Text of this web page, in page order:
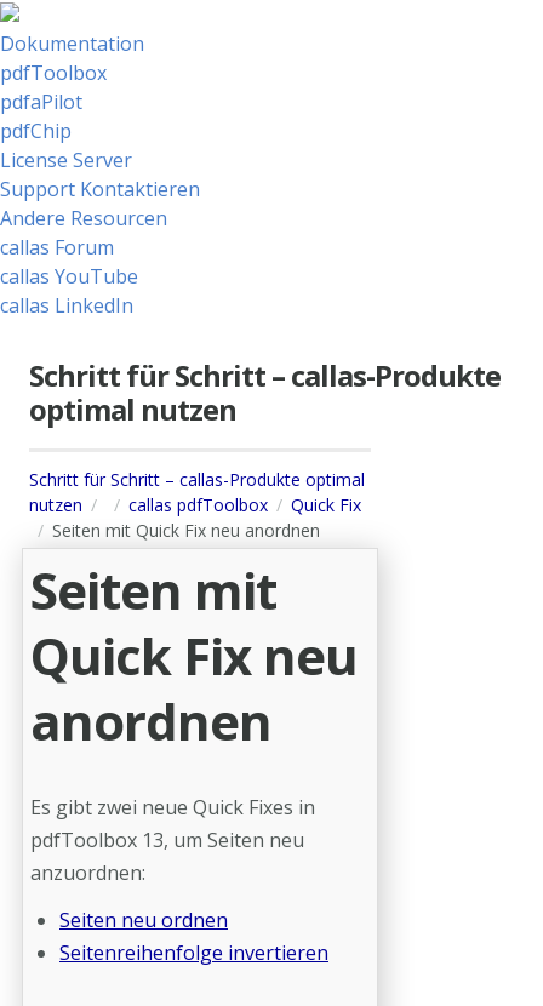
Dokumentation
pdfToolbox
pdfaPilot
pdfChip
License Server
Support Kontaktieren
Andere Resourcen
callas Forum
callas YouTube
callas LinkedIn
Schritt für Schritt – callas-Produkte
optimal nutzen
Schritt für Schritt – callas-Produkte optimal
nutzen
callas pdfToolbox
Quick Fix
Seiten mit Quick Fix neu anordnen
Seiten mit
Quick Fix neu
anordnen
Es gibt zwei neue Quick Fixes in
pdfToolbox 13, um Seiten neu
anzuordnen:
Seiten neu ordnen
Seitenreihenfolge invertieren